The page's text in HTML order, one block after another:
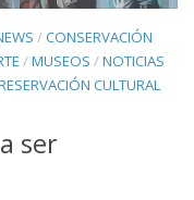
/CONSERVACIÓN
/MUSEOS /NOTICIAS
CULTURAL
ser